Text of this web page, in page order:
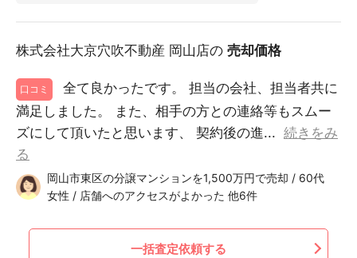
株式会社大京穴吹不動産 岡山店の 売却価格
口コミ
全て良かったです。 担当の会社、担当者共に
満足しました。 また、相手の方との連絡等もスムー
ズにして頂いたと思います、 契約後の進... 続きをみ
る
岡山市東区の分譲マンションを1,500万円で売却 / 60代
女性 / 店舗へのアクセスがよかった 他6件
一括査定依頼する